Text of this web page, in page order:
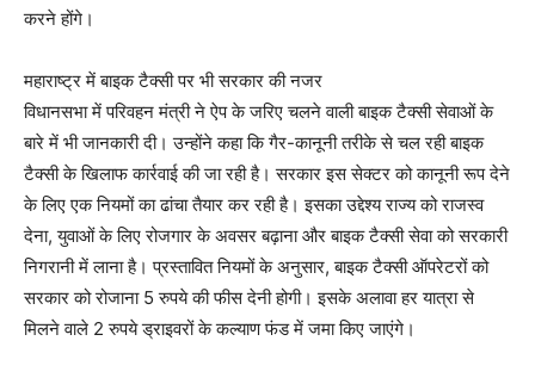
करने होंगे।
महाराष्ट्र में बाइक टैक्सी पर भी सरकार की नजर
विधानसभा में परिवहन मंत्री ने ऐप के जरिए चलने वाली बाइक टैक्सी सेवाओं के
बारे में भी जानकारी दी। उन्होंने कहा कि गैर-कानूनी तरीके से चल रही बाइक
टैक्सी के खिलाफ कार्रवाई की जा रही है। सरकार इस सेक्टर को कानूनी रूप देने
के लिए एक नियमों का ढांचा तैयार कर रही है। इसका उद्देश्य राज्य को राजस्व
देना, युवाओं के लिए रोजगार के अवसर बढ़ाना और बाइक टैक्सी सेवा को सरकारी
निगरानी में लाना है। प्रस्तावित नियमों के अनुसार, बाइक टैक्सी ऑपरेटरों को
सरकार को रोजाना 5 रुपये की फीस देनी होगी। इसके अलावा हर यात्रा से
मिलने वाले 2 रुपये ड्राइवरों के कल्याण फंड में जमा किए जाएंगे।